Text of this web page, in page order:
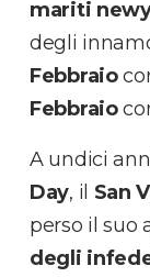
mariti
degli
Febbraio
Febbraio
A undici
Day, il San
perso il suo
degli